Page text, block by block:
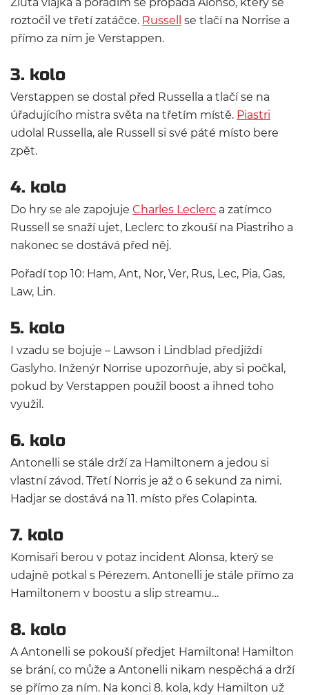
roztočil ve třetí zatáčce. Russell
se tlačí na Norrise a
přímo za ním je Verstappen.
3. kolo
Verstappen se dostal před Russella a tlačí se na
úřadujícího mistra světa na třetím místě. Piastri
udolal Russella, ale Russell si své páté místo bere
zpět.
4. kolo
Do hry se ale zapojuje Charles Leclerc a zatímco
Russell se snaží ujet, Leclerc to zkouší na Piastriho a
nakonec se dostává před něj.
Pořadí top 10: Ham, Ant, Nor, Ver, Rus, Lec, Pia, Gas,
Law, Lin.
5. kolo
I vzadu se bojuje – Lawson i Lindblad předjíždí
Gaslyho. Inženýr Norrise upozorňuje, aby si počkal,
pokud by Verstappen použil boost a ihned toho
využil.
6. kolo
Antonelli se stále drží za Hamiltonem a jedou si
vlastní závod. Třetí Norris je až o 6 sekund za nimi.
Hadjar se dostává na 11. místo přes Colapinta.
7. kolo
Komisaři berou v potaz incident Alonsa, který se
udajně potkal s Pérezem. Antonelli je stále přímo za
Hamiltonem v boostu a slip streamu…
8. kolo
A Antonelli se pokouší předjet Hamiltona! Hamilton
se brání, co může a Antonelli nikam nespěchá a drží
se přímo za ním. Na konci 8. kola, kdy Hamilton už